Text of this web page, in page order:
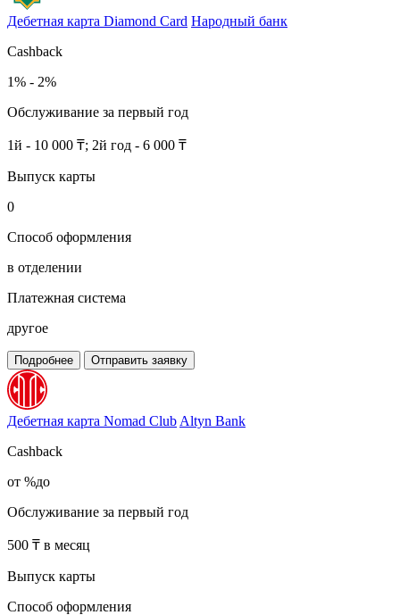
Дебетная карта Diamond Card Народный банк
Cashback
1% - 2%
Обслуживание за первый год
1й - 10 000 ₸; 2й год - 6 000 ₸
Выпуск карты
0
Способ оформления
в отделении
Платежная система
другое
Подробнее Отправить заявку
Дебетная карта Nomad ClubAltyn Bank
Cashback
от %до
Обслуживание за первый год
500 ₸ в месяц
Выпуск карты
Способ оформления